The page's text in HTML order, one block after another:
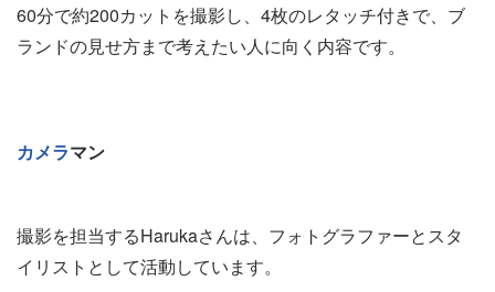
60分で約200カットを撮影し、4枚のレタッチ付きで、ブ
ランドの見せ方まで考えたい人に向く内容です。
カメラマン
撮影を担当するHarukaさんは、フォトグラファーとスタ
イリストとして活動しています。